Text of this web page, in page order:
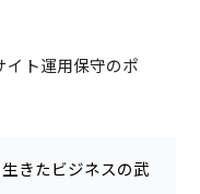
イト運用保守のポ
きたビジネスの武